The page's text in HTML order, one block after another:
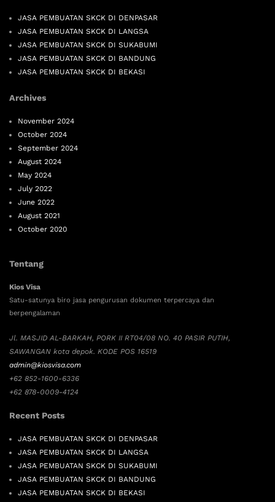
JASA PEMBUATAN SKCK DI DENPASAR
JASA PEMBUATAN SKCK DI LANGSA
JASA PEMBUATAN SKCK DI SUKABUMI
JASA PEMBUATAN SKCK DI BANDUNG
JASA PEMBUATAN SKCK DI BEKASI
Archives
November 2024
October 2024
September 2024
August 2024
May 2024
July 2022
June 2022
August 2021
October 2020
Tentang
Kios Visa
Satu-satunya biro jasa pengurusan dokumen terpercaya dan
berpengalaman
Jl. MASJID AL-BARKAH, PORK II RT04/08 NO. 40 PASIR PUTIH,
SAWANGAN kota depok. KODE POS 16519
admin@kiosvisa.com
+62 852-1600-6336
+62 878-0009-4124
Recent Posts
JASA PEMBUATAN SKCK DI DENPASAR
JASA PEMBUATAN SKCK DI LANGSA
JASA PEMBUATAN SKCK DI SUKABUMI
JASA PEMBUATAN SKCK DI BANDUNG
JASA PEMBUATAN SKCK DI BEKASI